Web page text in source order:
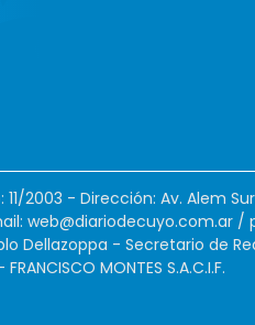
2003 - Dirección: Av. Alem
web@diariodecuyo.com.ar /
Dellazoppa - Secretario de
MONTES S.A.C.I.F.